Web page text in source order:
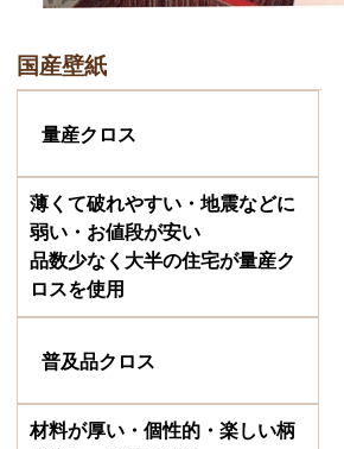
国産壁紙
量産クロス
薄くて破れやすい・地震などに
弱い・お値段が安い
品数少なく大半の住宅が量産ク
ロスを使用
普及品クロス
材料が厚い・個性的・楽しい柄